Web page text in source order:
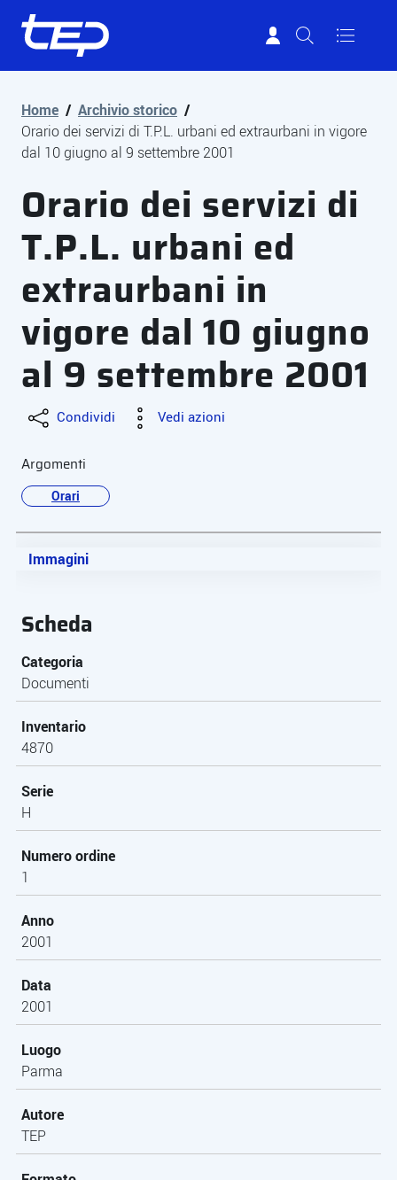
Tep - Trasporti pubblici Parma
Home / Archivio storico /
Orario dei servizi di T.P.L. urbani ed extraurbani in vigore
dal 10 giugno al 9 settembre 2001
Orario dei servizi di
T.P.L. urbani ed
extraurbani in
vigore dal 10 giugno
al 9 settembre 2001
Condividi Vedi azioni
Argomenti
Orari
Scheda
Categoria
Documenti
Inventario
4870
Serie
H
Numero ordine
1
Anno
2001
Data
2001
Luogo
Parma
Autore
TEP
Immagini